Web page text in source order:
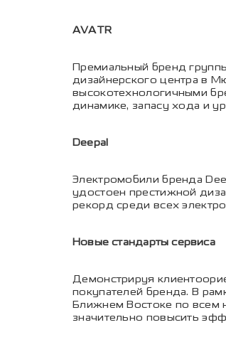
AVATR
Премиальный бренд
дизайнерского центра в
высокотехнологичными
динамике, запасу хода и
Deepal
Электромобили бренда
удостоен престижной
рекорд среди всех
Новые стандарты сервиса
Демонстрируя
покупателей бренда. В
Ближнем Востоке по всем
значительно повысить